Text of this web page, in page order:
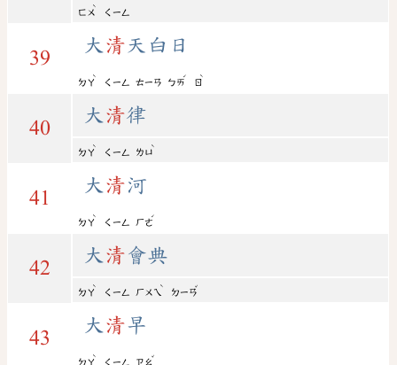
ㄈㄨ
ˋ
ㄑㄧㄥ
39
大 清天白日
ㄉㄚ
ˋ
ㄑㄧㄥ ㄊㄧㄢ ㄅㄞ
ˊ
ㄖ
ˋ
40
大 清律
ㄉㄚ
ˋ
ㄑㄧㄥ ㄌㄩ
ˋ
41
大 清河
ㄉㄚ
ˋ
ㄑㄧㄥ ㄏㄜ
ˊ
42
大 清會典
ㄉㄚ
ˋ
ㄑㄧㄥ ㄏㄨㄟ
ˋ
ㄉㄧㄢ
ˇ
43
大 清早
ㄉㄚ
ˋ
ㄑㄧㄥ ㄗㄠ
ˇ